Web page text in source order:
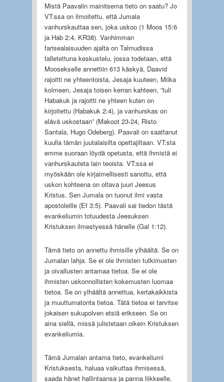
Mistä Paavalin mainitsema tieto on saatu? Jo
VT:ssa on ilmoitettu, että Jumala
vanhurskauttaa sen, joka uskoo (1 Moos 15:6
ja Hab 2:4, KR38). Vanhimman
farisealaisuuden ajalta on Talmudissa
talletettuna keskustelu, jossa todetaan, että
Moosekselle annettiin 613 käskyä, Daavid
rajoitti ne yhteentoista, Jesaja kuuteen, Miika
kolmeen, Jesaja toisen kerran kahteen, ”tuli
Habakuk ja rajoitti ne yhteen kuten on
kirjoitettu (Habakuk 2:4), ja vanhurskas on
elävä uskostaan” (Makoot 23-24, Risto
Santala, Hugo Odeberg). Paavali on saattanut
kuulla tämän juutalaisilta opettajiltaan. VT:sta
emme suoraan löydä opetusta, että ihmistä ei
vanhurskauteta lain teoista. VT:ssa ei
myöskään ole kirjaimellisesti sanottu, että
uskon kohteena on oltava juuri Jeesus
Kristus. Sen Jumala on tuonut ilmi vasta
apostoleille (Ef 3:5). Paavali sai tiedon tästä
evankeliumin totuudesta Jeesuksen
Kristuksen ilmestyessä hänelle (Gal 1:12).
Tämä tieto on annettu ihmisille ylhäältä. Se on
Jumalan lahja. Se ei ole ihmisten tutkimusten
ja oivallusten antamaa tietoa. Se ei ole
ihmisten uskonnollisten kokemusten luomaa
tietoa. Se on ylhäältä annettua, kertakaikkista
ja muuttumatonta tietoa. Tätä tietoa ei tarvitse
jokaisen sukupolven etsiä erikseen. Se on
aina siellä, missä julistetaan oikein Kristuksen
evankeliumia.
Tämä Jumalan antama tieto, evankeliumi
Kristuksesta, haluaa vaikuttaa ihmisessä,
saada hänet hallintaansa ja panna liikkeelle.